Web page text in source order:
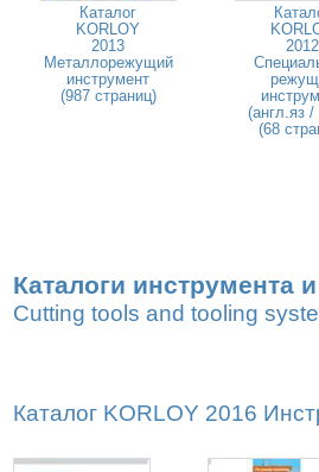
Каталог
KORLOY
2013
Металлорежущий
инструмент
(987 страниц)
2012
(англ.яз /
(68
Каталоги инструмента
Cutting tools and tooling
Каталог KORLOY 2016